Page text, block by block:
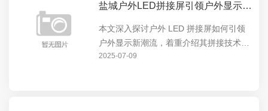
盐城户外LED拼接屏引领户外显示新潮流
本文深入探讨户外 LED 拼接屏如何引领
户外显示新潮流，着重介绍其拼接技术的
优势与创新，展现其在户外显示领域的卓
2025-07-09